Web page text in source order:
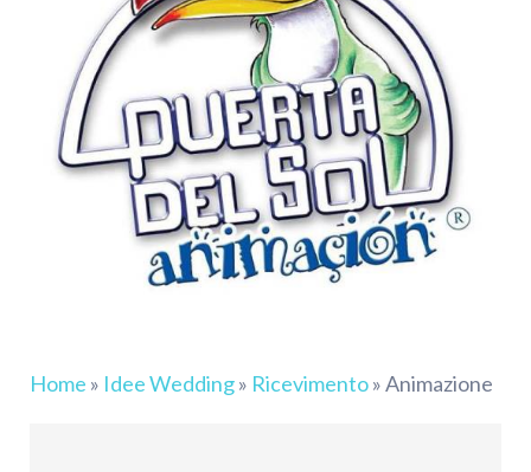
Home » Idee Wedding» Ricevimento»Animazione